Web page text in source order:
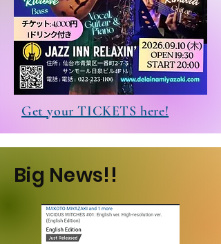
Get your TICKETS here!
Big News!!